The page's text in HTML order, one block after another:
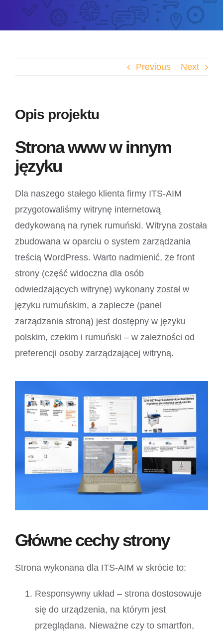
Previous Next
Opis projektu
Strona www w innym
języku
Dla naszego stałego klienta firmy ITS-AIM
przygotowaliśmy witrynę internetową
dedykowaną na rynek rumuński. Witryna została
zbudowana w oparciu o system zarządzania
treścią WordPress. Warto nadmienić, że front
strony (część widoczna dla osób
odwiedzających witrynę) wykonany został w
języku rumuńskim, a zaplecze (panel
zarządzania stroną) jest dostępny w języku
polskim, czekim i rumuński – w zależności od
preferencji osoby zarządzającej witryną.
Główne cechy strony
Strona wykonana dla ITS-AIM w skrócie to:
Responsywny układ – strona dostosowuje
się do urządzenia, na którym jest
przeglądana. Nieważne czy to smartfon,